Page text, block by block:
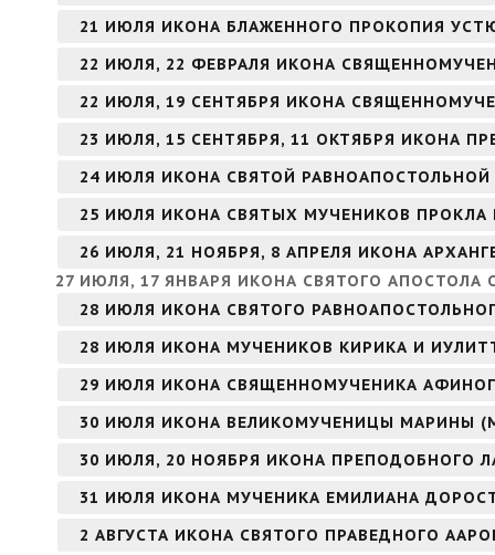
21 ИЮЛЯ ИКОНА БЛАЖЕННОГО ПРОКОПИЯ
22 ИЮЛЯ, 22 ФЕВРАЛЯ ИКОНА
22 ИЮЛЯ, 19 СЕНТЯБРЯ ИКОНА
23 ИЮЛЯ, 15 СЕНТЯБРЯ, 11 ОКТЯБРЯ ИКОНА
24 ИЮЛЯ ИКОНА СВЯТОЙ
25 ИЮЛЯ ИКОНА СВЯТЫХ МУЧЕНИКОВ ПРОКЛА
26 ИЮЛЯ, 21 НОЯБРЯ, 8 АПРЕЛЯ ИКОНА
27 ИЮЛЯ, 17 ЯНВАРЯ ИКОНА СВЯТОГО АПОСТОЛА
28 ИЮЛЯ ИКОНА СВЯТОГО
28 ИЮЛЯ ИКОНА МУЧЕНИКОВ КИРИКА И
29 ИЮЛЯ ИКОНА СВЯЩЕННОМУЧЕНИКА
30 ИЮЛЯ ИКОНА ВЕЛИКОМУЧЕНИЦЫ МАРИНЫ
30 ИЮЛЯ, 20 НОЯБРЯ ИКОНА ПРЕПОДОБНОГО
31 ИЮЛЯ ИКОНА МУЧЕНИКА ЕМИЛИАНА
2 АВГУСТА ИКОНА СВЯТОГО ПРАВЕДНОГО